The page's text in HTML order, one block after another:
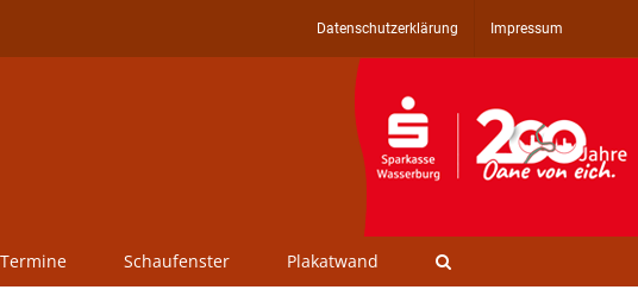
Datenschutzerklärung Impressum
Termine Schaufenster Plakatwand